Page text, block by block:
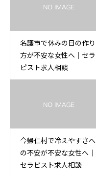
名護市で休みの日の作り
方が不安な女性へ｜セラ
ピスト求人相談
今帰仁村で冷えやすさへ
の不安が不安な女性へ｜
セラピスト求人相談